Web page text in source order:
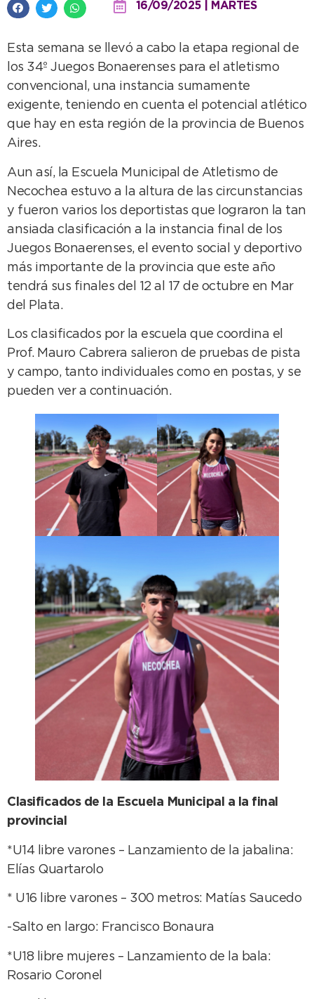
16/09/2025 | MARTES
Esta semana se llevó a cabo la etapa regional de
los 34º Juegos Bonaerenses para el atletismo
convencional, una instancia sumamente
exigente, teniendo en cuenta el potencial atlético
que hay en esta región de la provincia de Buenos
Aires.
Aun así, la Escuela Municipal de Atletismo de
Necochea estuvo a la altura de las circunstancias
y fueron varios los deportistas que lograron la tan
ansiada clasificación a la instancia final de los
Juegos Bonaerenses, el evento social y deportivo
más importante de la provincia que este año
tendrá sus finales del 12 al 17 de octubre en Mar
del Plata.
Los clasificados por la escuela que coordina el
Prof. Mauro Cabrera salieron de pruebas de pista
y campo, tanto individuales como en postas, y se
pueden ver a continuación.
Clasificados de la Escuela Municipal a la final
provincial
*U14 libre varones – Lanzamiento de la jabalina:
Elías Quartarolo
* U16 libre varones – 300 metros: Matías Saucedo
-Salto en largo: Francisco Bonaura
*U18 libre mujeres – Lanzamiento de la bala:
Rosario Coronel